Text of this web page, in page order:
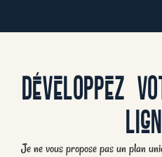
DÉVELOPPEZ
Je ne vous propose pas un plan